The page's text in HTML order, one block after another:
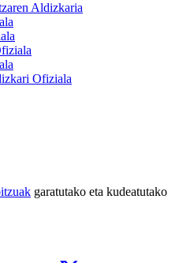
Aldizkaria
Ofiziala
garatutako eta kudeatutako